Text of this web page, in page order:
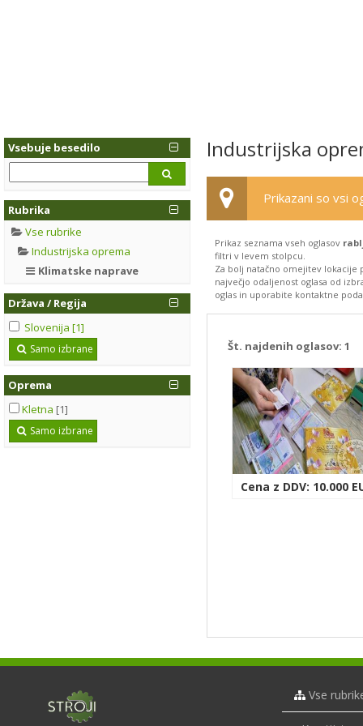
Vsebuje besedilo
Rubrika
Vse rubrike
Industrijska oprema
Klimatske naprave
Država / Regija
Slovenija [1]
Samo izbrane
Oprema
Kletna [1]
Samo izbrane
Industrijska
Prikazani so vsi
Prikaz seznama vseh oglasov
filtri v levem stolpcu.
Za bolj natačno omejitev lokacije
največjo odaljenost oglasa od
oglas in uporabite kontaktne
Št. najdenih oglasov: 1
Cena z DDV: 10.000
Vse